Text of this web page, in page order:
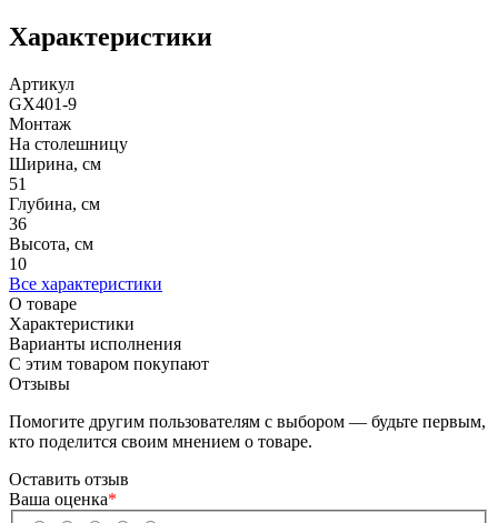
Характеристики
Артикул
GX401-9
Монтаж
На столешницу
Ширина, см
51
Глубина, см
36
Высота, см
10
Все характеристики
О товаре
Характеристики
Варианты исполнения
С этим товаром покупают
Отзывы
Помогите другим пользователям с выбором — будьте первым,
кто поделится своим мнением о товаре.
Оставить отзыв
Ваша оценка*